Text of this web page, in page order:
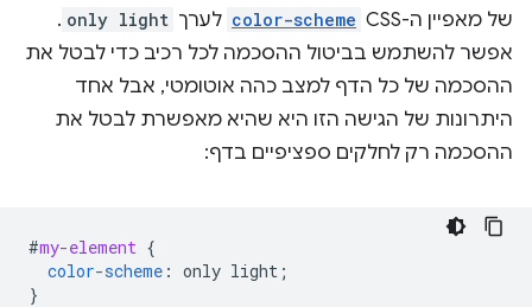
של מאפיין ה-CSS
color-scheme לערך only light
.
אפשר להשתמש בביטול ההסכמה לכל רכיב כדי לבטל את
ההסכמה של כל הדף למצב כהה אוטומטי, אבל אחד
היתרונות של הגישה הזו היא שהיא מאפשרת לבטל את
ההסכמה רק לחלקים ספציפיים בדף:
#my-element {
color-scheme : only light ;
}